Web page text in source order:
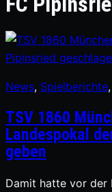
News, Spielberichte,
TSV 1860
Landespokal
geben
Damit hatte vor der